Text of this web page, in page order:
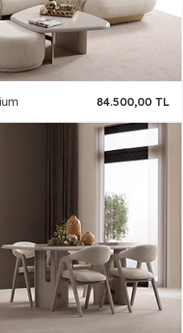
84.500,00 TL